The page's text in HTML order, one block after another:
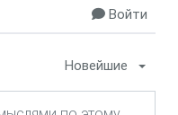
Войти
Новейшие